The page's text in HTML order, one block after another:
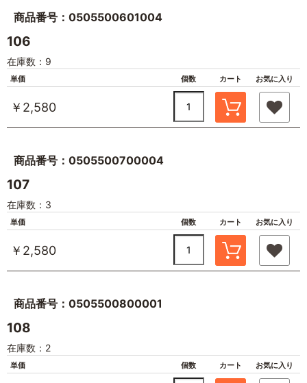
商品番号：0505500601004
106
在庫数：9
単価 個数 カート お気に入り
￥2,580
商品番号：0505500700004
107
在庫数：3
単価 個数 カート お気に入り
￥2,580
商品番号：0505500800001
108
在庫数：2
単価 個数 カート お気に入り